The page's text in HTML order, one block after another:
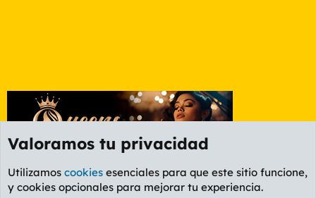
Etiquetas
Valoramos tu privacidad
Utilizamos cookies esenciales para que este sitio funcione,
y cookies opcionales para mejorar tu experiencia.